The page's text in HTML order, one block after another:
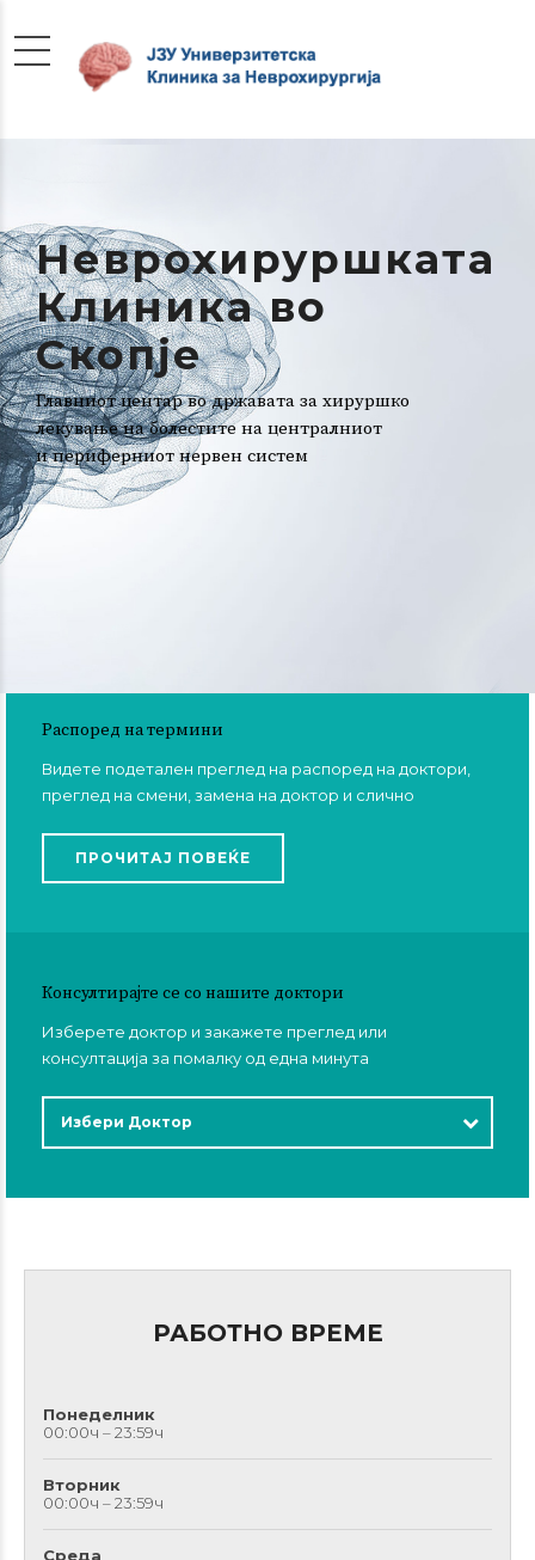
Неврохируршката
Клиника во
Скопје
Главниот центар во државата за хируршко
лекување на болестите на централниот
и периферниот нервен систем
Распоред на термини
Видете подетален преглед на распоред на доктори,
преглед на смени, замена на доктор и слично
ПРОЧИТАЈ ПОВЕЌЕ
Консултирајте се со нашите доктори
Изберете доктор и закажете преглед или
консултација за помалку од една минута
Избери Доктор
РАБОТНО ВРЕМЕ
Понеделник
00:00ч – 23:59ч
Вторник
00:00ч – 23:59ч
Среда